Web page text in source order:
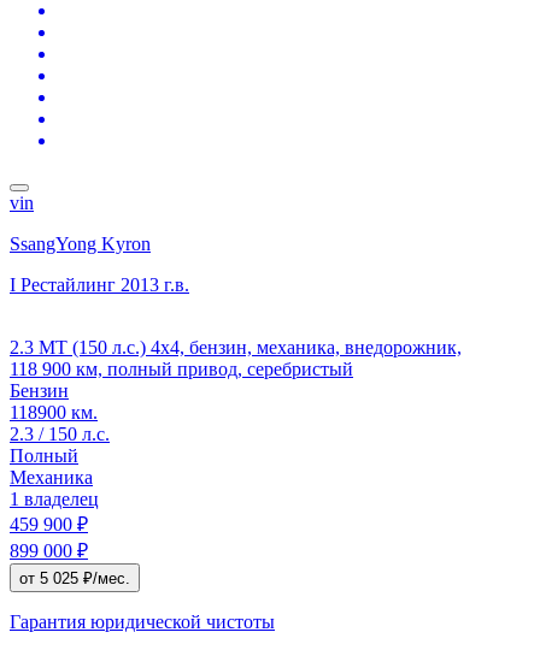
vin
SsangYong Kyron
I Рестайлинг 2013 г.в.
2.3 MT (150 л.с.) 4x4, бензин, механика, внедорожник,
118 900 км, полный привод, серебристый
Бензин
118900 км.
2.3 / 150 л.с.
Полный
Механика
1 владелец
459 900 ₽
899 000 ₽
от 5 025 ₽/мес.
Гарантия юридической чистоты